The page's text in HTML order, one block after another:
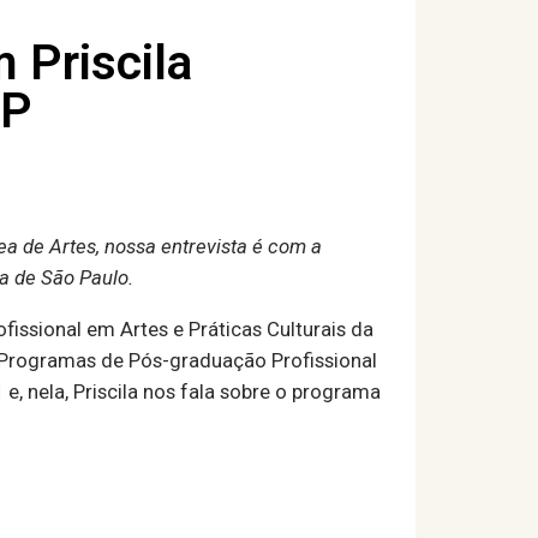
Priscila
de Artes, nossa entrevista é com a
de São Paulo.
em Artes e Práticas Culturais da
de Pós-graduação Profissional
nela, Priscila nos fala sobre o programa